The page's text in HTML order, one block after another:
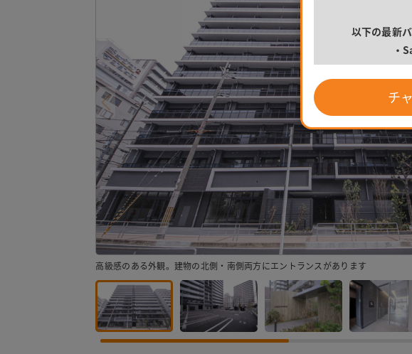
高級感のある外観。建物の北側・南側両方にエントランスがあります
以下の最新
・
チ